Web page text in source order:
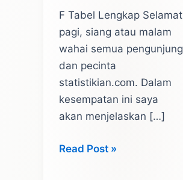
F Tabel Lengkap Selamat
pagi, siang atau malam
wahai semua pengunjung
dan pecinta
statistikian.com. Dalam
kesempatan ini saya
akan menjelaskan […]
F
Read Post »